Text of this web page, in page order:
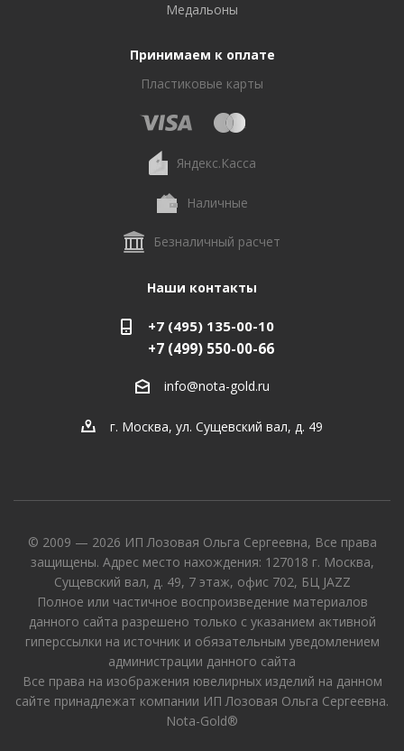
Медальоны
Принимаем к оплате
Пластиковые карты
Яндекс.Касса
Наличные
Безналичный расчет
Наши контакты
+7 (495) 135-00-10
+7 (499) 550-00-66
info@nota-gold.ru
г. Москва, ул. Сущевский вал, д. 49
© 2009 — 2026 ИП Лозовая Ольга Сергеевна, Все права
защищены. Адрес место нахождения: 127018 г. Москва,
Сущевский вал, д. 49, 7 этаж, офис 702, БЦ JAZZ
Полное или частичное воспроизведение материалов
данного сайта разрешено только с указанием активной
гиперссылки на источник и обязательным уведомлением
администрации данного сайта
Все права на изображения ювелирных изделий на данном
сайте принадлежат компании ИП Лозовая Ольга Сергеевна.
Nota-Gold®